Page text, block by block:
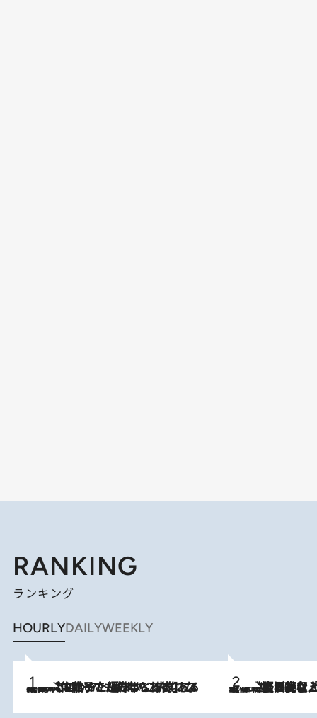
RANKING
ランキング
HOURLYDAILYWEEKLY
2026.8.5
【阿川佐和子さんの年とる力】なぜ70代で始めた趣味は“こんなに楽しい”のか？ ピアノ、俳句…スランプに陥っても続けられる“ある秘訣”とは 2026.8.5
【なぜ吉沢亮は「気配を消せる」のか？】興行収入208億の『国宝』を経て挑むミュージカル『ディア・エヴァン・ハンセン』。トップ俳優が舞台上でさらけ出した“孤独”とは